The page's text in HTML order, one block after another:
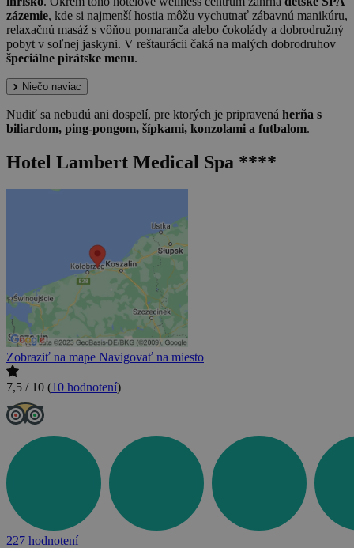
zázemie, kde si najmenší hostia môžu vychutnať zábavnú manikúru,
relaxačnú masáž s vôňou pomaranča alebo čokolády a dobrodružný
pobyt v soľnej jaskyni. V reštaurácii čaká na malých dobrodruhov
špeciálne pirátske menu.
Niečo naviac
Nudiť sa nebudú ani dospelí, pre ktorých je pripravená herňa s
biliardom, ping-pongom, šípkami, konzolami a futbalom.
Hotel Lambert Medical Spa ****
Zobraziť na mape Navigovať na miesto
7,5 / 10 (10 hodnotení)
227 hodnotení